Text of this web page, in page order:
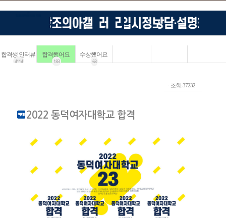
합격생 인터뷰
4114
합격했어요
183
수상했어요
68
ㆍ조회: 37232
2022 동덕여자대학교 합격